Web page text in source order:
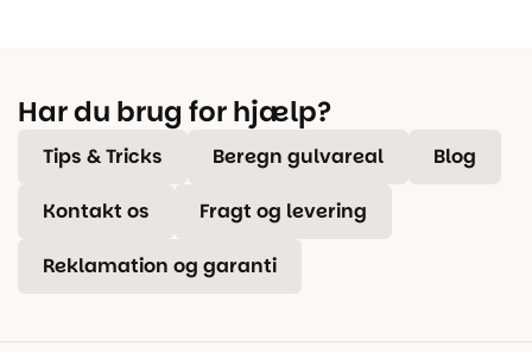
Har du brug for hjælp?
Tips & Tricks Beregn gulvareal Blog
Kontakt os Fragt og levering
Reklamation og garanti